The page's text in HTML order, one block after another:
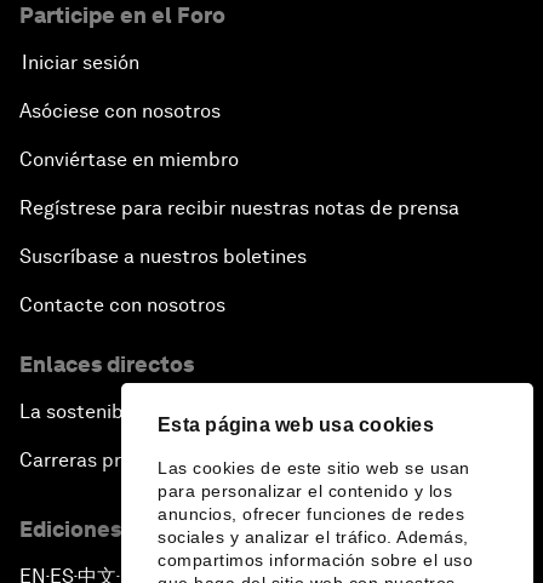
Esta página web usa cookies
Las cookies de este sitio web se usan
para personalizar el contenido y los
anuncios, ofrecer funciones de redes
sociales y analizar el tráfico. Además,
compartimos información sobre el uso
Participe en el Foro
Iniciar sesión
Asóciese con nosotros
Conviértase en miembro
Regístrese para recibir nuestras notas de prensa
Suscríbase a nuestros boletines
Contacte con nosotros
Enlaces directos
La sostenibilidad en el Foro
Carreras profesionales
Ediciones en otros idiomas
EN ▪ES▪中文▪ 日本語